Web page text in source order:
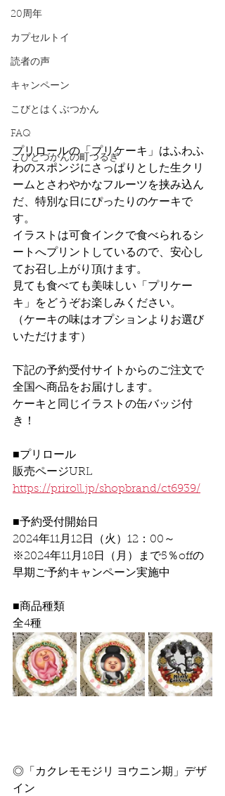
20周年
カプセルトイ
読者の声
キャンペーン
こびとはくぶつかん
FAQ
こびとづかんの町つるぎ
プリロールの「プリケーキ」はふわふ
わのスポンジにさっぱりとした生クリ
ームとさわやかなフルーツを挟み込ん
だ、特別な日にぴったりのケーキで
す。
イラストは可食インクで食べられるシ
ートへプリントしているので、安心し
てお召し上がり頂けます。
見ても食べても美味しい「プリケー
キ」をどうぞお楽しみください。
（ケーキの味はオプションよりお選び
いただけます）
下記の予約受付サイトからのご注文で
全国へ商品をお届けします。
ケーキと同じイラストの缶バッジ付
き！
■プリロール
販売ページURL
https://priroll.jp/shopbrand/ct6939/
■予約受付開始日
2024年11月12日（火）12：00～
※2024年11月18日（月）まで5％offの
早期ご予約キャンペーン実施中
■商品種類
全4種
◎「カクレモモジリ ヨウニン期」デザ
イン